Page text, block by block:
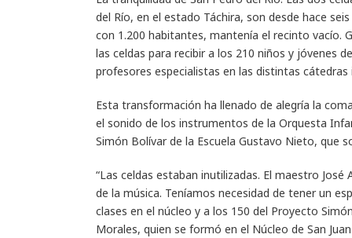
del Río, en el estado Táchira, son desde hace
con 1.200 habitantes, mantenía el recinto vacío.
las celdas para recibir a los 210 niños y jóvenes
profesores especialistas en las distintas
Esta transformación ha llenado de alegría la
el sonido de los instrumentos de la Orquesta
Simón Bolívar de la Escuela Gustavo Nieto, que
“Las celdas estaban inutilizadas. El maestro
de la música. Teníamos necesidad de tener un
clases en el núcleo y a los 150 del Proyecto
Morales, quien se formó en el Núcleo de San